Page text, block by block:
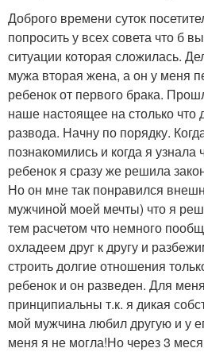
Доброго времени суток
попросить у всех совета что б
ситуации которая сложилась.
мужа вторая жена, а он у меня
ребенок от первого брака.
наше настоящее на столько что
развода. Начну по порядку.
познакомились и когда я узнала
ребенок я сразу же решила
Но он мне так понравился
мужчиной моей мечты) что я
тем расчетом что немного
охладеем друг к другу и
строить долгие отношения
ребенок и он разведен. Для
принципиальны т.к. я дикая
мой мужчина любил другую и у
меня я не могла!Но через 3